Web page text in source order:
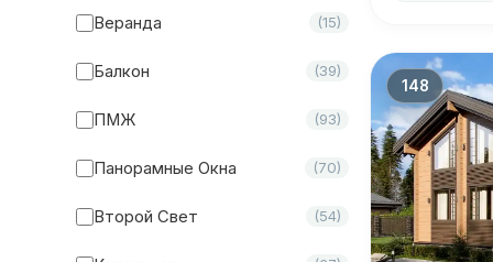
Веранда (15)
Балкон (39)
ПМЖ (93)
Панорамные Окна (70)
Второй Свет (54)
148